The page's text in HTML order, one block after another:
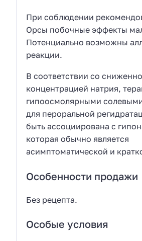
При соблюдении
Орсы побочные эффекты
Потенциально возможны
реакции.
В соответствии со
концентрацией натрия,
гипоосмолярными
для пероральной
быть ассоциирована с
которая обычно является
асимптоматической и
Особенности продажи
Без рецепта.
Особые условия